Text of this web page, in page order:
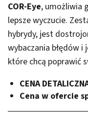
COR-Eye, umożliwia
lepsze wyczucie.
hybrydy, jest
wybaczania błędów
które chcą poprawić
CENA
Cena w ofercie